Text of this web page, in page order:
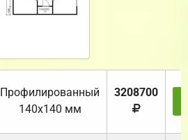
Профилированный
140х140 мм
3208700